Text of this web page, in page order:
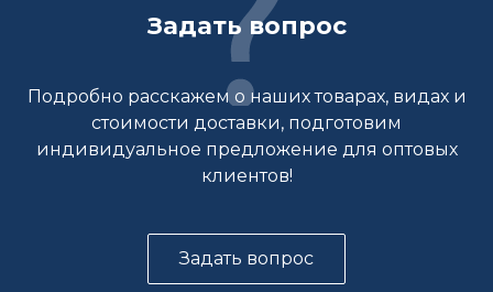
Задать вопрос
Подробно расскажем о наших товарах, видах и
стоимости доставки, подготовим
индивидуальное предложение для оптовых
клиентов!
Задать вопрос